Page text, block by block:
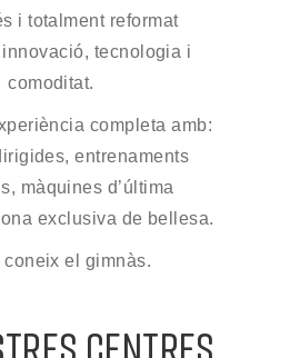
i totalment reformat
tecnologia i
comoditat.
completa amb:
entrenaments
màquines d’última
exclusiva de bellesa.
el gimnàs.